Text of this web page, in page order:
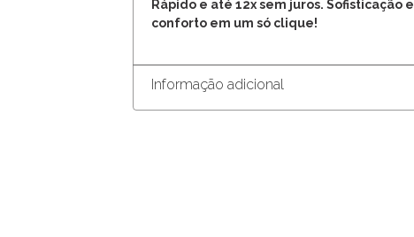
Rápido e até 12x sem juros. Sofisticação e
conforto em um só clique!
Informação adicional